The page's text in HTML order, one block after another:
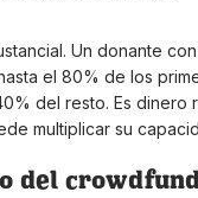
Un donante
el 80% de los
del resto. Es dinero
multiplicar su
del